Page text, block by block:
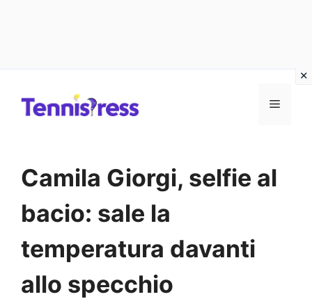
MENU
Camila Giorgi, selfie al
bacio: sale la
temperatura davanti
allo specchio